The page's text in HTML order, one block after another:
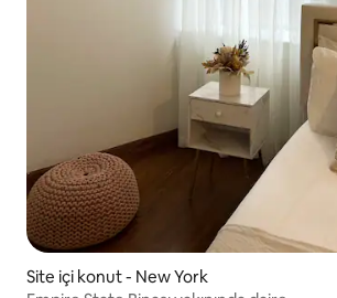
Site içi konut - New York